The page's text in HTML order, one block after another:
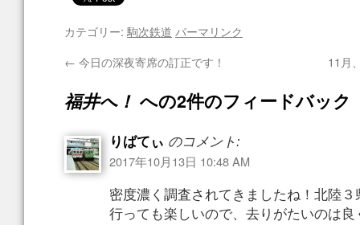
カテゴリー: 駒次鉄道 パーマリンク
← 今日の深夜寄席の訂正です！ 11月
福井へ！ への2件のフィードバック
りばてぃ のコメント:
2017年10月13日 10:48 AM
密度濃く調査されてきましたね！北陸
行っても楽しいので、去りがたいのは良